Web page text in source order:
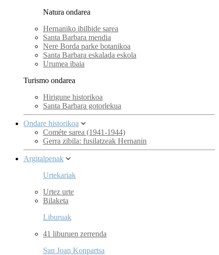
Natura ondarea
Hernaniko ibilbide sarea
Santa Barbara mendia
Nere Borda parke botanikoa
Santa Barbara eskalada eskola
Urumea ibaia
Turismo ondarea
Hirigune historikoa
Santa Barbara gotorlekua
Ondare historikoa
Cométe sarea (1941-1944)
Gerra zibila: fusilatzeak Hernanin
Argitalpenak
Urtekariak
Urtez urte
Bilaketa
Liburuak
41 liburuen zerrenda
San Joan Konpartsa